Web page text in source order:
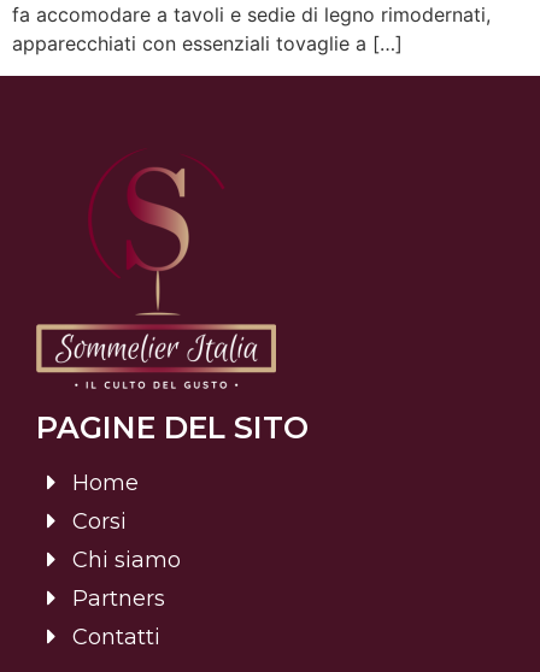
fa accomodare a tavoli e sedie di legno rimodernati,
apparecchiati con essenziali tovaglie a […]
PAGINE DEL SITO
Home
Corsi
Chi siamo
Partners
Contatti